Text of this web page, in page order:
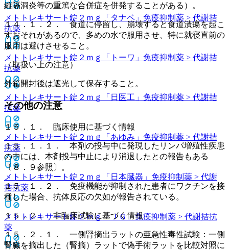
メトトレキサート錠２ｍｇ「タナベ」 免疫抑制薬 > 代謝拮
抗薬
メトトレキサート錠２ｍｇ「トーワ」 免疫抑制薬 > 代謝拮
抗薬
メトトレキサート錠２ｍｇ「日医工」 免疫抑制薬 > 代謝拮
抗薬
メトトレキサート錠２ｍｇ「あゆみ」 免疫抑制薬 > 代謝拮
抗薬
メトトレキサート錠２ｍｇ「日本臓器」 免疫抑制薬 > 代謝
拮抗薬
メトトレキサート錠２ｍｇ「ＪＧ」免疫抑制薬 > 代謝拮抗
薬
縦隔洞炎等の重篤な合併症を併発することがある）。
１４．１．２． 食道に停留し、崩壊すると食道潰瘍を起こ
すおそれがあるので、多めの水で服用させ、特に就寝直前の
服用は避けさせること。
（取扱い上の注意）
外箱開封後は遮光して保存すること。
その他の注意
１５．１． 臨床使用に基づく情報
１５．１．１． 本剤の投与中に発現したリンパ増殖性疾患
の中には、本剤投与中止により消退したとの報告もある
〔８．９参照〕。
１５．１．２． 免疫機能が抑制された患者にワクチンを接
種した場合、抗体反応の欠如が報告されている。
１５．２． 非臨床試験に基づく情報
１５．２．１． 一側腎摘出ラットの亜急性毒性試験：一側
腎臓を摘出した（腎摘）ラットで偽手術ラットを比較対照に